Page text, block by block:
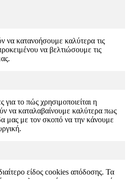
να κατανοήσουμε καλύτερα τις
να βελτιώσουμε τις
το πώς χρησιμοποιείται η
να καταλαβαίνουμε καλύτερα πως
μας με τον σκοπό να την κάνουμε
είδος cookies απόδοσης. Τα